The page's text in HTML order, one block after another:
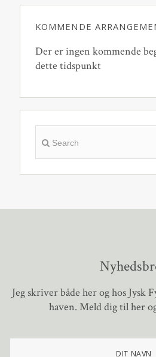
KOMMENDE
Der er ingen kommende
dette tidspunkt
Jeg skriver både her og hos Jysk
haven. Meld dig til her